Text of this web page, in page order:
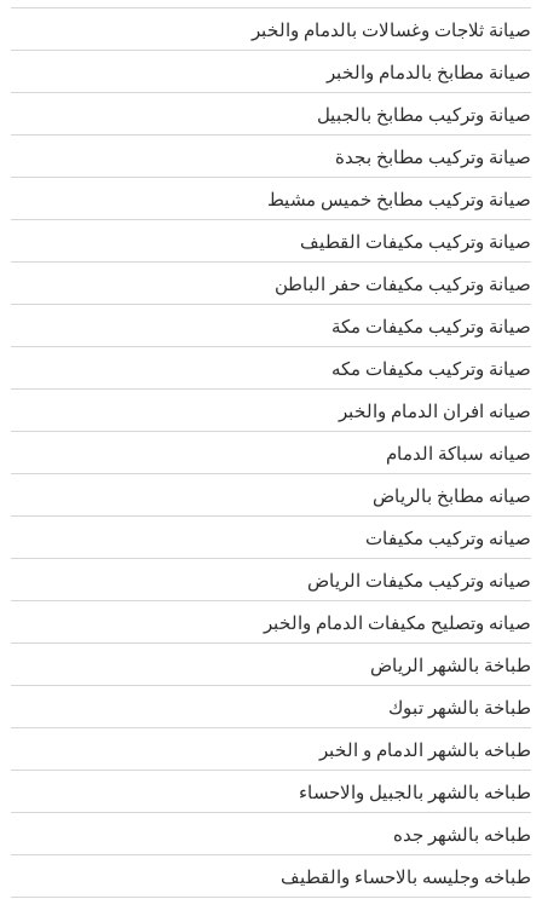
صيانة ثلاجات وغسالات بالدمام والخبر
صيانة مطابخ بالدمام والخبر
صيانة وتركيب مطابخ بالجبيل
صيانة وتركيب مطابخ بجدة
صيانة وتركيب مطابخ خميس مشيط
صيانة وتركيب مكيفات القطيف
صيانة وتركيب مكيفات حفر الباطن
صيانة وتركيب مكيفات مكة
صيانة وتركيب مكيفات مكه
صيانه افران الدمام والخبر
صيانه سباكة الدمام
صيانه مطابخ بالرياض
صيانه وتركيب مكيفات
صيانه وتركيب مكيفات الرياض
صيانه وتصليح مكيفات الدمام والخبر
طباخة بالشهر الرياض
طباخة بالشهر تبوك
طباخه بالشهر الدمام و الخبر
طباخه بالشهر بالجبيل والاحساء
طباخه بالشهر جده
طباخه وجليسه بالاحساء والقطيف